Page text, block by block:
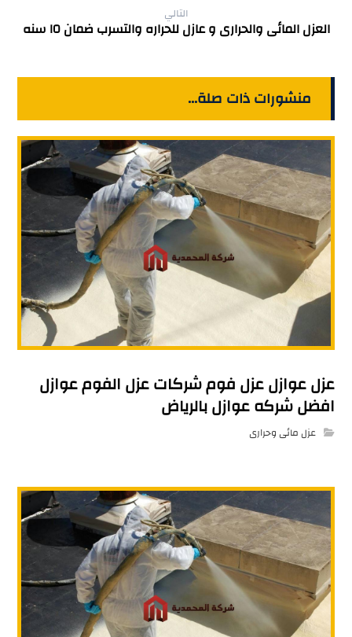
التالي
العزل المائى والحرارى و عازل للحراره والتسرب ضمان ١٥ سنه
منشورات ذات صلة...
عزل عوازل عزل فوم شركات عزل الفوم عوازل
افضل شركه عوازل بالرياض
عزل مائى وحرارى